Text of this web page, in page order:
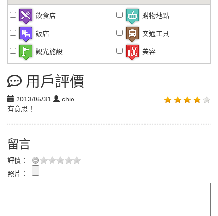
飲食店 購物地點
飯店 交通工具
觀光施設 美容
用戶評價
2013/05/31
chie
有意思！
留言
評價：
照片：